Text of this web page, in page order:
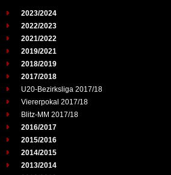
2023/2024
2022/2023
2021/2022
2019/2021
2018/2019
2017/2018
U20-Bezirksliga 2017/18
Viererpokal 2017/18
Blitz-MM 2017/18
2016/2017
2015/2016
2014/2015
2013/2014